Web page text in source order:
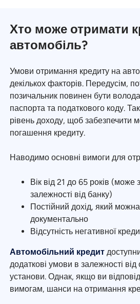
Хто може отримати
автомобіль?
Умови отримання кредиту на
декількох факторів. Передусім,
позичальник повинен бути
паспорта та податкового коду.
рівень доходу, щоб забезпечити
погашення кредиту.
Наводимо основні вимоги для
Вік від 21 до 65 років (може
залежності від банку)
Постійний дохід, який
документально
Відсутність негативної
Автомобільний кредит
додаткові умови в залежності
установи. Однак, якщо ви
вимогам, шанси на отримання